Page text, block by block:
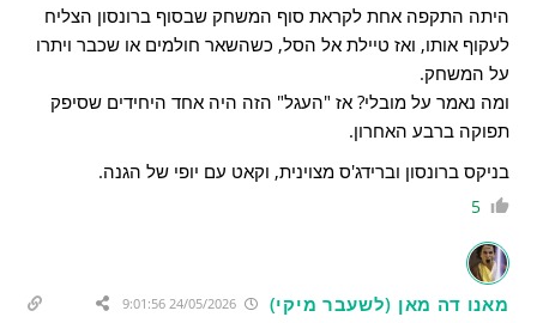
היתה התקפה אחת לקראת סוף המשחק שבסוף ברונסון הצליח
לעקוף אותו, ואז טיילת אל הסל, כשהשאר חולמים או שכבר ויתרו
על המשחק.
ומה נאמר על מובלי? אז "העגל" הזה היה אחד היחידים שסיפק
תפוקה ברבע האחרון.
בניקס ברונסון וברידג'ס מצוינית, וקאט עם יופי של הגנה.
5
מאנו דה מאן (לשעבר מיקי) 24/05/2026 9:01:56